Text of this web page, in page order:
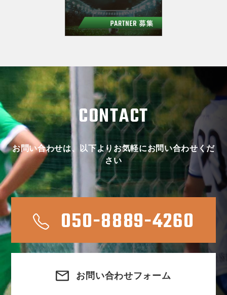
CONTACT
お問い合わせは、以下よりお気軽にお問い合わせくだ
さい
050-8889-4260
お問い合わせフォーム